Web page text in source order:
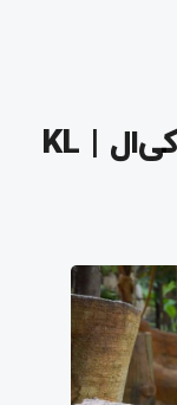
6. باغ‌وحش کوچک برج کی‌ال | KL